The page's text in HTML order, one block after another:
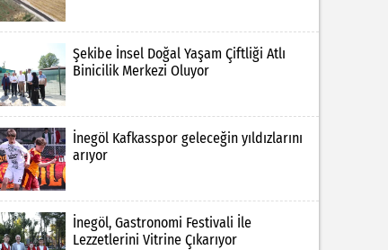
Şekibe İnsel Doğal Yaşam Çiftliği Atlı
Binicilik Merkezi Oluyor
İnegöl Kafkasspor geleceğin yıldızlarını
arıyor
İnegöl, Gastronomi Festivali İle
Lezzetlerini Vitrine Çıkarıyor